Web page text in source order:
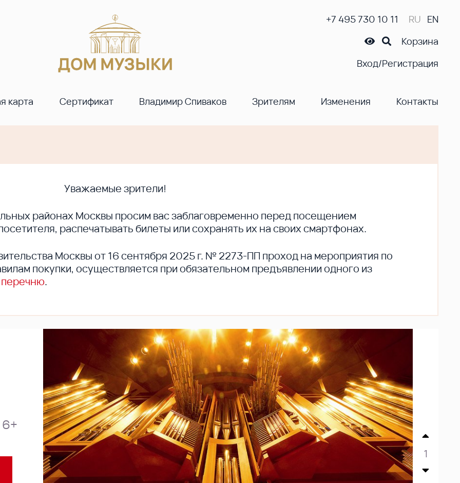
+7 495 730 10 11 RU EN
Корзина
Вход/Регистрация
карта Сертификат Владимир Спиваков Зрителям Изменения Контакты
Уважаемые зрители!
районах Москвы просим вас заблаговременно перед посещением
распечатывать билеты или сохранять их на своих смартфонах.
Москвы от 16 сентября 2025 г. № 2273-ПП проход на мероприятия по
покупки, осуществляется при обязательном предъявлении одного из
.
6+
1